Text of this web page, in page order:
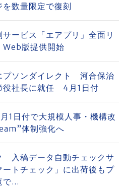
を数量限定で復刻
ービス「エアプリ」全面リ
版提供開始
プソンダイレクト 河合保治
役社長に就任 4月1日付
1日付で大規模人事・機構改
体制強化へ
入稿データ自動チェックサ
ートチェック」に出荷後もプ
で...